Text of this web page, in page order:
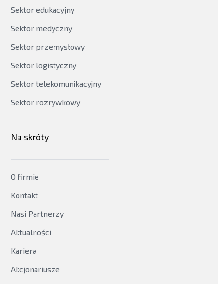
Sektor edukacyjny
Sektor medyczny
Sektor przemysłowy
Sektor logistyczny
Sektor telekomunikacyjny
Sektor rozrywkowy
Na skróty
O firmie
Kontakt
Nasi Partnerzy
Aktualności
Kariera
Akcjonariusze